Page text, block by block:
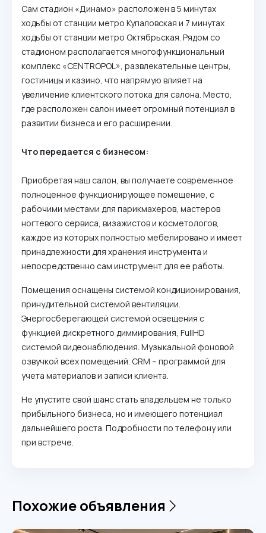
Сам стадион «Динамо» расположен в 5 минутах
ходьбы от станции метро Купаловская и 7 минутах
ходьбы от станции метро Октябрьская. Рядом со
стадионом располагается многофункциональный
комплекс «CENTROPOL», развлекательные центры,
гостиницы и казино, что напрямую влияет на
увеличение клиентского потока для салона. Место,
где расположен салон имеет огромный потенциал в
развитии бизнеса и его расширении.
Что передается с бизнесом:
Приобретая наш салон, вы получаете современное
полноценное функционирующее помещение, с
рабочими местами для парикмахеров, мастеров
ногтевого сервиса, визажистов и косметологов,
каждое из которых полностью мебелировано и имеет
принадлежности для хранения инструмента и
непосредственно сам инструмент для ее работы.
Помещения оснащены системой кондиционирования,
принудительной системой вентиляции.
Энергосберегающей системой освещения с
функцией дискретного диммирования, FullHD
системой видеонаблюдения. Музыкальной фоновой
озвучкой всех помещений. CRM – программой для
учета материалов и записи клиента.
Не упустите свой шанс стать владельцем не только
прибыльного бизнеса, но и имеющего потенциал
дальнейшего роста. Подробности по телефону или
при встрече.
Похожие объявления